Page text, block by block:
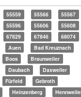
55559 55566
55567
55596 55606
55608
67829 67846
68074
Auen
Bad Kreuznach
Boos
Braunweiler
Daubach
Daxweiler
Fürfeld
Gebroth
Heinzenberg